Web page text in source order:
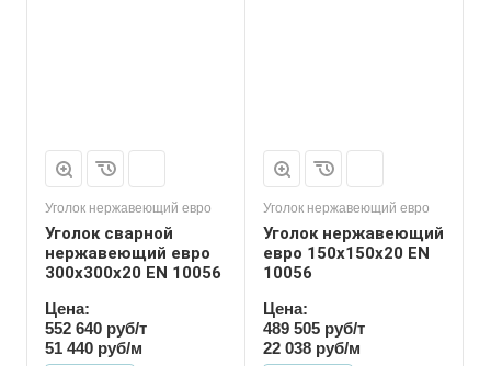
Уголок нержавеющий евро
Уголок сварной
нержавеющий евро
300х300х20 EN 10056
Цена:
552 640 руб/т
51 440 руб/м
Уголок нержавеющий евро
Уголок нержавеющий
евро 150х150х20 EN
10056
Цена:
489 505 руб/т
22 038 руб/м